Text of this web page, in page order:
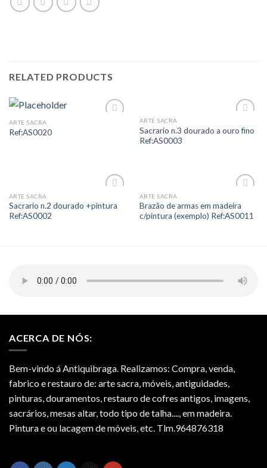
RELATED PRODUCTS
ARTE SACRA
Ref:AS0020
Wishlist
ARTE SACRA
Sacrario n.3 dourado a ouro fino
Ref:AS0003
Wishlist
ARTE SACRA
Sacrario n.2 dourado +pintura
Ref:AS0002
Wishlist
ARTE SACRA
Brazão de armas em madeira
c/pintura (exemplo) Ref:AS0011
ACERCA DE NÓS:
Bem-vindo á Antiquibraga. Realizamos: Compra, venda,
fabrico e restauro de: arte sacra, móveis, antiguidades,
pinturas, douramentos, restauro de cofres antigos, imagens,
sacrários, mesas altar, todo tipo de talha...., em madeira.
Pintura e ou lacagem de móveis, etc. Tlm.964876318